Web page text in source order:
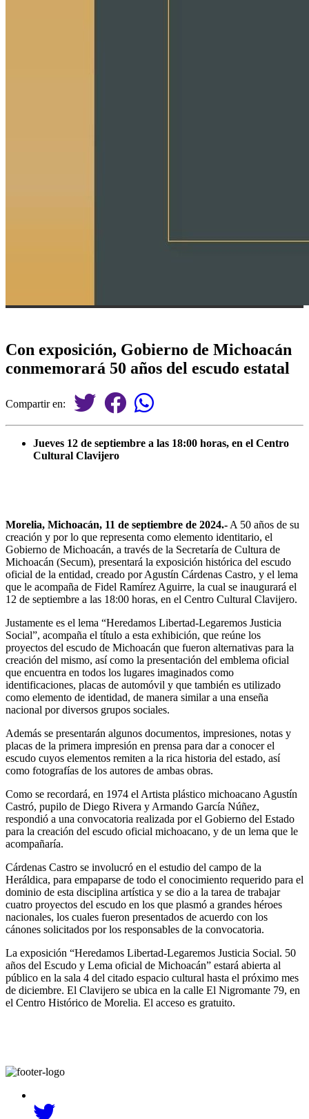
Con exposición, Gobierno de Michoacán
conmemorará 50 años del escudo estatal
Compartir en:
Jueves 12 de septiembre a las 18:00 horas, en el Centro
Cultural Clavijero
Morelia, Michoacán, 11 de septiembre de 2024.- A 50 años de su
creación y por lo que representa como elemento identitario, el
Gobierno de Michoacán, a través de la Secretaría de Cultura de
Michoacán (Secum), presentará la exposición histórica del escudo
oficial de la entidad, creado por Agustín Cárdenas Castro, y el lema
que le acompaña de Fidel Ramírez Aguirre, la cual se inaugurará el
12 de septiembre a las 18:00 horas, en el Centro Cultural Clavijero.
Justamente es el lema “Heredamos Libertad-Legaremos Justicia
Social”, acompaña el título a esta exhibición, que reúne los
proyectos del escudo de Michoacán que fueron alternativas para la
creación del mismo, así como la presentación del emblema oficial
que encuentra en todos los lugares imaginados como
identificaciones, placas de automóvil y que también es utilizado
como elemento de identidad, de manera similar a una enseña
nacional por diversos grupos sociales.
Además se presentarán algunos documentos, impresiones, notas y
placas de la primera impresión en prensa para dar a conocer el
escudo cuyos elementos remiten a la rica historia del estado, así
como fotografías de los autores de ambas obras.
Como se recordará, en 1974 el Artista plástico michoacano Agustín
Castró, pupilo de Diego Rivera y Armando García Núñez,
respondió a una convocatoria realizada por el Gobierno del Estado
para la creación del escudo oficial michoacano, y de un lema que le
acompañaría.
Cárdenas Castro se involucró en el estudio del campo de la
Heráldica, para empaparse de todo el conocimiento requerido para el
dominio de esta disciplina artística y se dio a la tarea de trabajar
cuatro proyectos del escudo en los que plasmó a grandes héroes
nacionales, los cuales fueron presentados de acuerdo con los
cánones solicitados por los responsables de la convocatoria.
La exposición “Heredamos Libertad-Legaremos Justicia Social. 50
años del Escudo y Lema oficial de Michoacán” estará abierta al
público en la sala 4 del citado espacio cultural hasta el próximo mes
de diciembre. El Clavijero se ubica en la calle El Nigromante 79, en
el Centro Histórico de Morelia. El acceso es gratuito.